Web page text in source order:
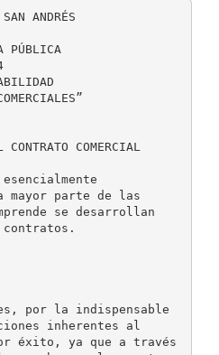
ANDRÉS
PÚBLICA
COMERCIAL
parte de las
se desarrollan
por la indispensable
inherentes al
éxito, ya que a través